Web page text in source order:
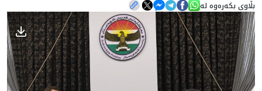
هه‌واڵ
گەلەری
بڵاوی بکەرەوە لە